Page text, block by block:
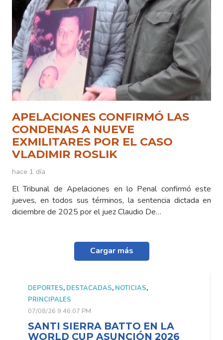
APELACIONES CONFIRMÓ LAS
CONDENAS A NUEVE
EXMILITARES POR EL CASO
VLADIMIR ROSLIK
hace 1 día
El Tribunal de Apelaciones en lo Penal confirmó este
jueves, en todos sus términos, la sentencia dictada en
diciembre de 2025 por el juez Claudio De…
Cargar más
DEPORTES, DESTACADAS, NOTICIAS,
PRINCIPALES
07/08/26 9:46:07 PM
SANTI SIERRA BATTO EN LA
WORLD CUP ASUNCIÓN 2026